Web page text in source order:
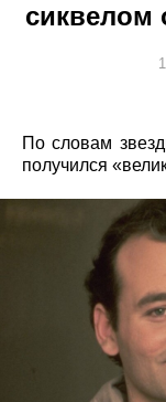
сиквелом
По словам
получился